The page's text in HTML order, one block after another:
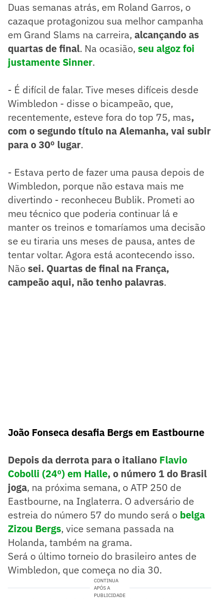
Duas semanas atrás, em Roland Garros, o
cazaque protagonizou sua melhor campanha
em Grand Slams na carreira, alcançando as
quartas de final. Na ocasião, seu algoz foi
justamente Sinner.
- É difícil de falar. Tive meses difíceis desde
Wimbledon - disse o bicampeão, que,
recentemente, esteve fora do top 75, mas,
com o segundo título na Alemanha, vai subir
para o 30º lugar.
- Estava perto de fazer uma pausa depois de
Wimbledon, porque não estava mais me
divertindo - reconheceu Bublik. Prometi ao
meu técnico que poderia continuar lá e
manter os treinos e tomaríamos uma decisão
se eu tiraria uns meses de pausa, antes de
tentar voltar. Agora está acontecendo isso.
Nãosei. Quartas de final na França,
campeão aqui, não tenho palavras.
João Fonseca desafia Bergs em Eastbourne
Depois da derrota para o italiano Flavio
Cobolli (24º) em Halle, o número 1 do Brasil
joga, na próxima semana, o ATP 250 de
Eastbourne, na Inglaterra. O adversário de
estreia do número 57 do mundo será o belga
Zizou Bergs, vice semana passada na
Holanda, também na grama.
Será o último torneio do brasileiro antes de
Wimbledon, que começa no dia 30.
CONTINUA
APÓS A
PUBLICIDADE